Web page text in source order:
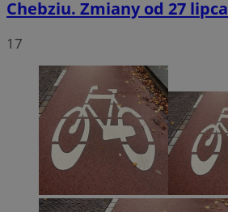
Chebziu. Zmiany od 27 lipca
17